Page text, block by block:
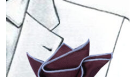
Προσθήκη
στη Λίστα
Επιθυμίας